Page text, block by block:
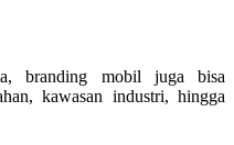
branding mobil juga bisa
kawasan industri, hingga